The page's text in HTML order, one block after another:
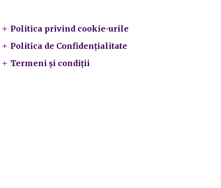
Politica privind cookie-urile
Politica de Confidențialitate
Termeni și condiții